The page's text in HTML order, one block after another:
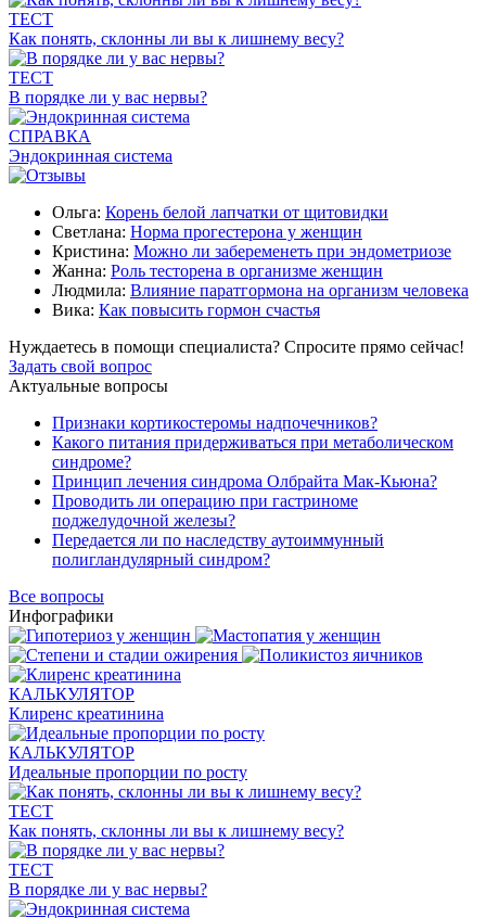
ТЕСТ
Как понять, склонны ли вы к лишнему весу?
ТЕСТ
В порядке ли у вас нервы?
СПРАВКА
Эндокринная система
Ольга: Корень белой лапчатки от щитовидки
Светлана: Норма прогестерона у женщин
Кристина: Можно ли забеременеть при эндометриозе
Жанна: Роль тесторена в организме женщин
Людмила: Влияние паратгормона на организм человека
Вика: Как повысить гормон счастья
Нуждаетесь в помощи специалиста? Спросите прямо сейчас!
Задать свой вопрос
Актуальные вопросы
Признаки кортикостеромы надпочечников?
Какого питания придерживаться при метаболическом
синдроме?
Принцип лечения синдрома Олбрайта Мак-Кьюна?
Проводить ли операцию при гастриноме
поджелудочной железы?
Передается ли по наследству аутоиммунный
полигландулярный синдром?
Все вопросы
Инфографики
КАЛЬКУЛЯТОР
Клиренс креатинина
КАЛЬКУЛЯТОР
Идеальные пропорции по росту
ТЕСТ
Как понять, склонны ли вы к лишнему весу?
ТЕСТ
В порядке ли у вас нервы?